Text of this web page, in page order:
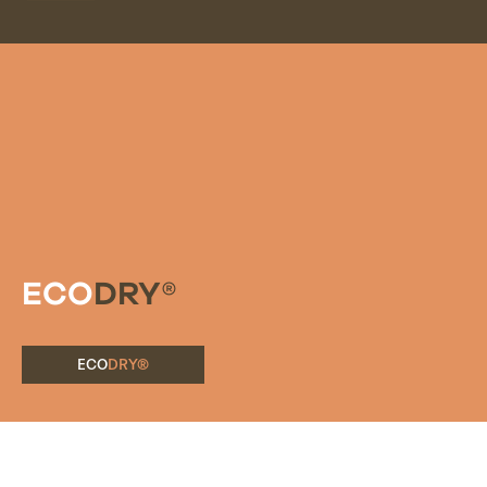
ECO DRY®
ECODRY®